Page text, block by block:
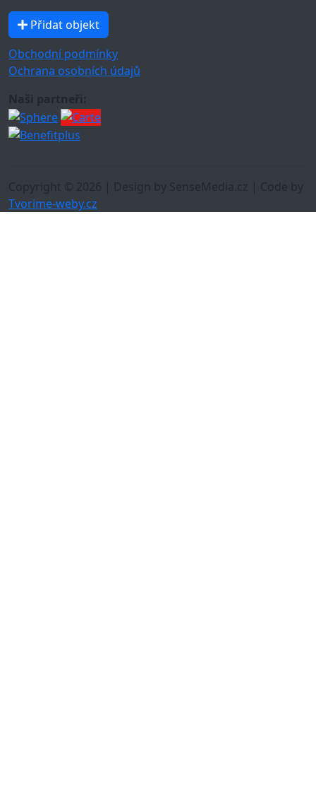
Přidat objekt
Obchodní podmínky
Ochrana osobních údajů
Naši partneři:
Copyright © 2026 | Design by SenseMedia.cz | Code by
Tvorime-weby.cz